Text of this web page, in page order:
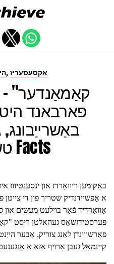
, אַקסעסעריז
פארבאנד
טשיקאַווע Facts
באַקומען ריוואָרדז און ינסענטיווז
א אָפּשיידנדיק שטריך פון די צייטן
אַוואָרדיד פֿאַר בוילעט מעשים
פּערסטידזשאַס געהאלטן ריסט
פאַרשווונדן לאַנג צוריק, אָבער
קיינמאָל געבן אַרויף אַזאַ אַ